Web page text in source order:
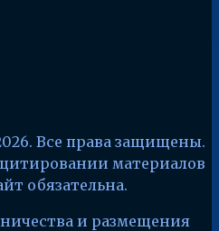
Все права защищены.
материалов
обязательна.
и размещения